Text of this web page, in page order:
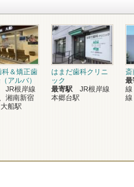
科＆矯正歯
アルバ）
JR根岸線
湘南新宿
船駅
はまだ歯科クリニ
ック
最寄駅 JR根岸線
本郷台駅
最
線
線